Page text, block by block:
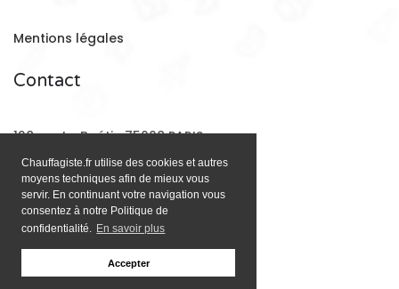
Chauffagiste.fr utilise des cookies et autres
moyens techniques afin de mieux vous
servir. En continuant votre navigation vous
consentez à notre Politique de
confidentialité. En savoir plus
Accepter
Mentions légales
Contact
128 rue La Boétie 75008 PARIS
Email: contact@chauffagiste.fr